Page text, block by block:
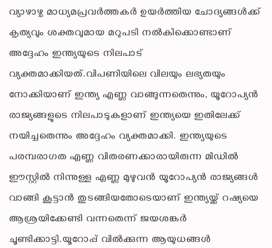
വ്യാഴാഴ്ച മാധ്യമപ്രവർത്തകർ ഉയർത്തിയ ചോദ്യങ്ങൾക്ക്
കൃത്യവും ശക്തവുമായ മറുപടി നൽകിക്കൊണ്ടാണ്
അദ്ദേഹം ഇന്ത്യയുടെ നിലപാട്
വ്യക്തമാക്കിയത്.വിപണിയിലെ വിലയും ലഭ്യതയും
നോക്കിയാണ് ഇന്ത്യ എണ്ണ വാങ്ങുന്നതെന്നും, യൂറോപ്യൻ
രാജ്യങ്ങളുടെ നിലപാടുകളാണ് ഇന്ത്യയെ ഇതിലേക്ക്
നയിച്ചതെന്നും അദ്ദേഹം വ്യക്തമാക്കി. ഇന്ത്യയുടെ
പരമ്പരാഗത എണ്ണ വിതരണക്കാരായിരുന്ന മിഡിൽ
ഈസ്റ്റിൽ നിന്നുള്ള എണ്ണ മുഴുവൻ യൂറോപ്യൻ രാജ്യങ്ങൾ
വാങ്ങി കൂട്ടാൻ തുടങ്ങിയതോടെയാണ് ഇന്ത്യയ്ക്ക് റഷ്യയെ
ആശ്രയിക്കേണ്ടി വന്നതെന്ന് ജയശങ്കർ
ചൂണ്ടിക്കാട്ടി.യൂറോപ്പ് വിൽക്കുന്ന ആയുധങ്ങൾ